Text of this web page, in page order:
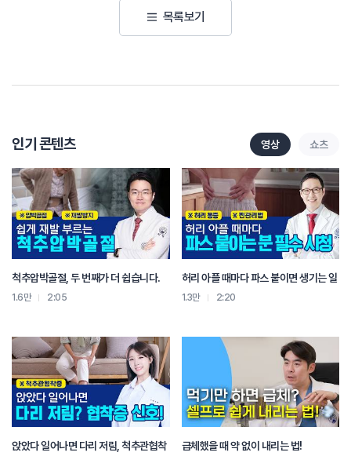
목록보기
인기 콘텐츠 영상 쇼츠
척추압박골절, 두 번째가 더 쉽습니다.
1.6만 2:05
허리 아플 때마다 파스 붙이면 생기는 일
1.3만 2:20
앉았다 일어나면 다리 저림, 척추관협착
급체했을 때 약 없이 내리는 법!